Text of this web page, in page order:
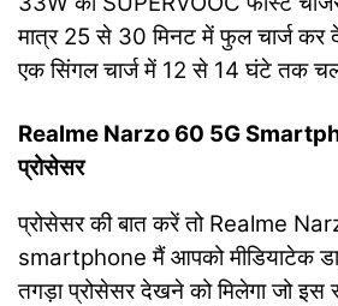
मात्र 25 से 30 मिनट में फुल चार्ज कर
एक सिंगल चार्ज में 12 से 14 घंटे तक
Realme Narzo 60 5G
प्रोसेसर
प्रोसेसर की बात करें तो Realme
smartphone मैं आपको मीडियाटेक
तगड़ा प्रोसेसर देखने को मिलेगा जो इस